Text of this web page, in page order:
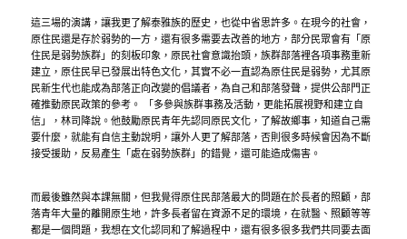
這三場的演講，讓我更了解泰雅族的歷史，也從中省思許多。在現今的社會，
原住民還是存於弱勢的一方，還有很多需要去改善的地方，部分民眾會有「原
住民是弱勢族群」的刻板印象，原民社會意識抬頭，族群部落裡各項事務重新
建立，原住民早已發展出特色文化，其實不必一直認為原住民是弱勢，尤其原
民新生代也能成為部落正向改變的倡議者，為自己和部落發聲，提供公部門正
確推動原民政策的參考。 「多參與族群事務及活動，更能拓展視野和建立自
信」，林司降說。他鼓勵原民青年先認同原民文化，了解故鄉事，知道自己需
要什麼，就能有自信主動說明，讓外人更了解部落，否則很多時候會因為不斷
接受援助，反易產生「處在弱勢族群」的錯覺，還可能造成傷害。
而最後雖然與本課無關，但我覺得原住民部落最大的問題在於長者的照顧，部
落青年大量的離開原生地，許多長者留在資源不足的環境，在就醫、照顧等等
都是一個問題，我想在文化認同和了解過程中，還有很多很多我們共同要去面